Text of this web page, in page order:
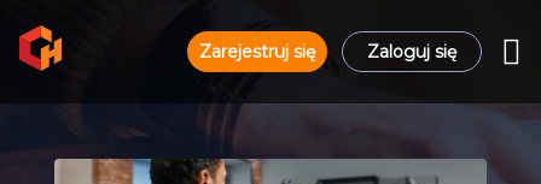
Zarejestruj się Zaloguj się